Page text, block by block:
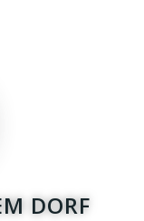
DORF